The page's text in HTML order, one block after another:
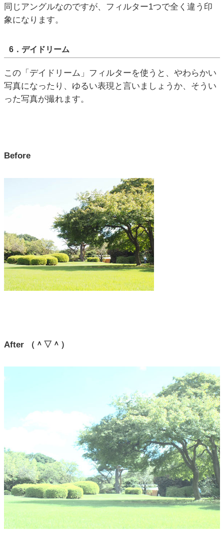
同じアングルなのですが、フィルター1つで全く違う印
象になります。
6．デイドリーム
この「デイドリーム」フィルターを使うと、やわらかい
写真になったり、ゆるい表現と言いましょうか、そうい
った写真が撮れます。
Before
After （＾▽＾）